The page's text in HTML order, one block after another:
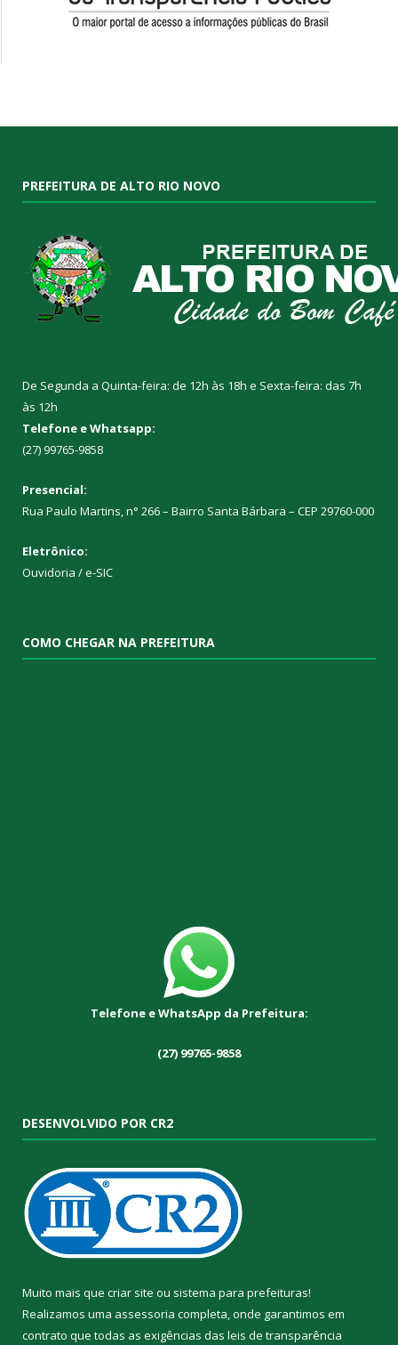
PREFEITURA DE ALTO RIO NOVO
De Segunda a Quinta-feira: de 12h às 18h e Sexta-feira: das 7h
às 12h
Telefone e Whatsapp:
(27) 99765-9858
Presencial:
Rua Paulo Martins, n° 266 – Bairro Santa Bárbara – CEP 29760-000
Eletrônico:
Ouvidoria /e-SIC
COMO CHEGAR NA PREFEITURA
Telefone e WhatsApp da Prefeitura:
(27) 99765-9858
DESENVOLVIDO POR CR2
Muito mais que criar site ou sistema para prefeituras!
Realizamos uma assessoria completa, onde garantimos em
contrato que todas as exigências das leis de transparência